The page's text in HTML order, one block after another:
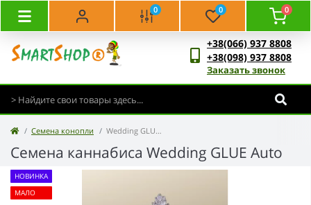
0 0 0
+38(066) 937 8808
+38(098) 937 8808
Заказать звонок
Семена конопли Wedding GLUE Auto
Семена каннабиса Wedding GLUE Auto
НОВИНКА
МАЛО